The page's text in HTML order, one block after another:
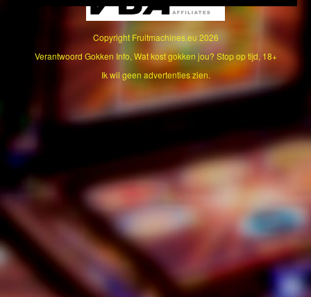
Copyright Fruitmachines.eu 2026
Verantwoord Gokken Info, Wat kost gokken jou? Stop op tijd, 18+
Ik wil geen advertenties zien.